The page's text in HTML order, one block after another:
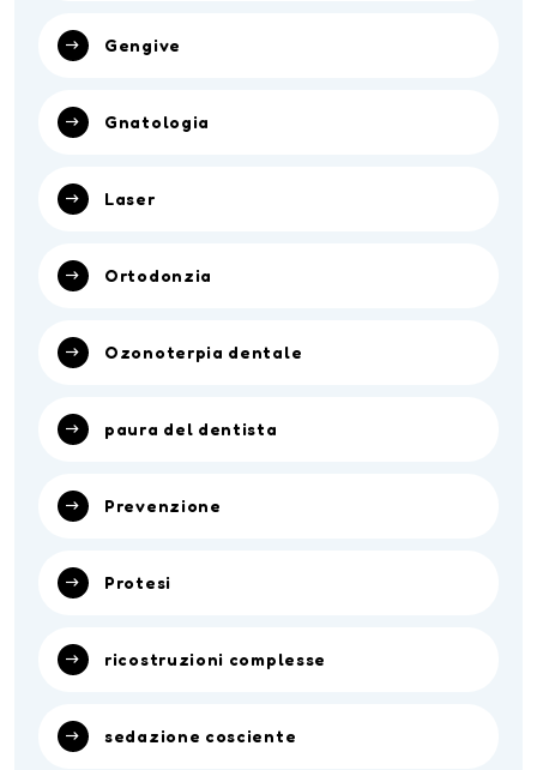
Gengive
Gnatologia
Laser
Ortodonzia
Ozonoterpia dentale
paura del dentista
Prevenzione
Protesi
ricostruzioni complesse
sedazione cosciente